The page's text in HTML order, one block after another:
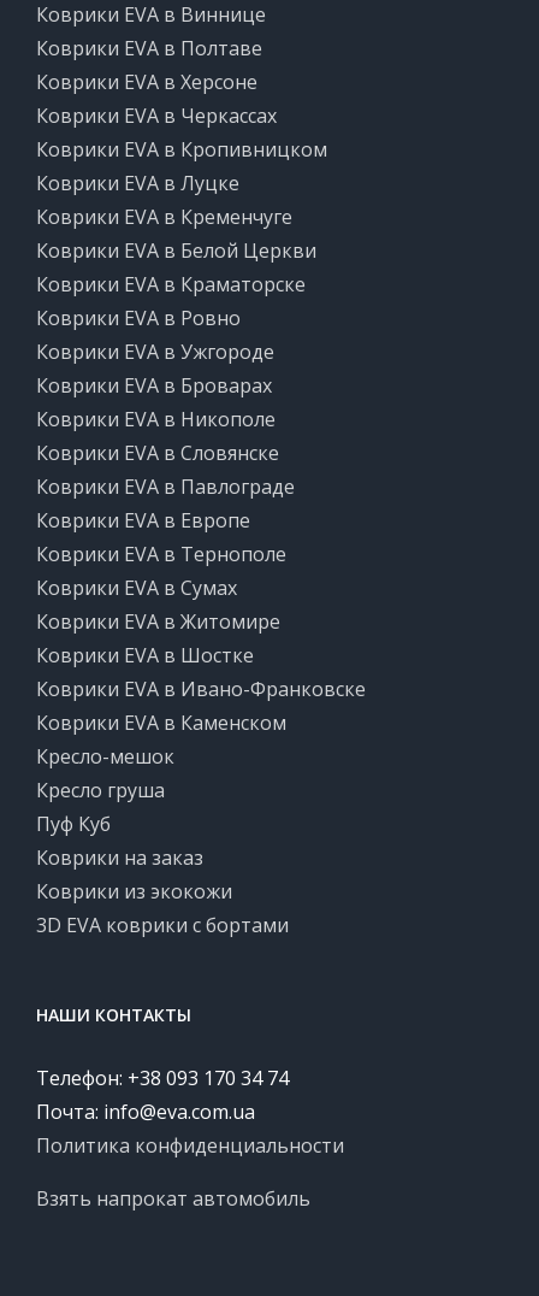
Коврики EVA в Виннице
Коврики EVA в Полтаве
Коврики EVA в Херсоне
Коврики EVA в Черкассах
Коврики EVA в Кропивницком
Коврики EVA в Луцке
Коврики EVA в Кременчуге
Коврики EVA в Белой Церкви
Коврики EVA в Краматорске
Коврики EVA в Ровно
Коврики EVA в Ужгороде
Коврики EVA в Броварах
Коврики EVA в Никополе
Коврики EVA в Словянске
Коврики EVA в Павлограде
Коврики EVA в Европе
Коврики EVA в Тернополе
Коврики EVA в Сумах
Коврики EVA в Житомире
Коврики EVA в Шостке
Коврики EVA в Ивано-Франковске
Коврики EVA в Каменском
Кресло-мешок
Кресло груша
Пуф Куб
Коврики на заказ
Коврики из экокожи
3D EVA коврики с бортами
НАШИ КОНТАКТЫ
Телефон: +38 093 170 34 74
Почта: info@eva.com.ua
Политика конфиденциальности
Взять напрокат автомобиль